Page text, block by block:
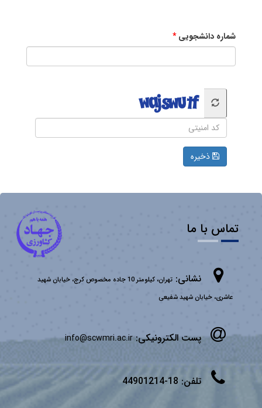
شماره دانشجویی
ذخیره
تماس با ما
نشانی:
تهران، کیلومتر 10 جاده مخصوص کرج، خیابان شهید
عاشری، خیابان شهید شفیعی
پست الکترونیکی:info@scwmri.ac.ir
تلفن: 18-44901214